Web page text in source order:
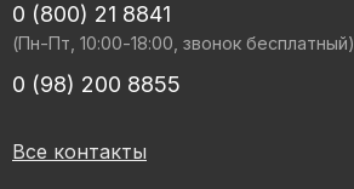
0 (800) 21 8841
(Пн-Пт, 10:00-18:00, звонок бесплатный)
0 (98) 200 8855
Все контакты